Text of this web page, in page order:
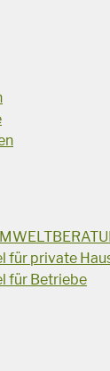
für private
für Betriebe